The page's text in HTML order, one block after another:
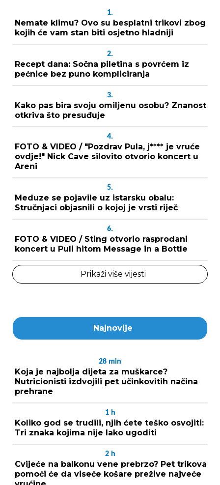
1.
Nemate klimu? Ovo su besplatni trikovi zbog
kojih će vam stan biti osjetno hladniji
2.
Recept dana: Sočna piletina s povrćem iz
pećnice bez puno kompliciranja
3.
Kako pas bira svoju omiljenu osobu? Znanost
otkriva što presuđuje
4.
FOTO & VIDEO / "Pozdrav Pula, j**** je vruće
ovdje!" Nick Cave silovito otvorio koncert u
Areni
5.
Meduze se pojavile uz istarsku obalu:
Stručnjaci objasnili o kojoj je vrsti riječ
6.
FOTO & VIDEO / Sting otvorio rasprodani
koncert u Puli hitom Message in a Bottle
Prikaži više vijesti
Najnovije
28 min
Koja je najbolja dijeta za muškarce?
Nutricionisti izdvojili pet učinkovitih načina
prehrane
1 h
Koliko god se trudili, njih ćete teško osvojiti:
Tri znaka kojima nije lako ugoditi
2 h
Cvijeće na balkonu vene prebrzo? Pet trikova
pomoći će da viseće košare prežive najveće